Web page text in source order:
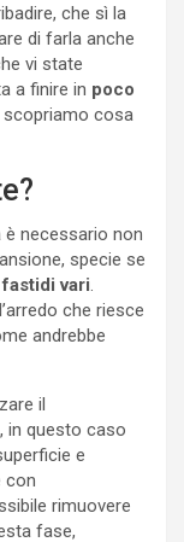
che sì la
di farla anche
vi state
a finire in poco
cosa
necessario non
specie se
fastidi vari.
che riesce
andrebbe
il
in questo caso
e
con
rimuovere
fase,